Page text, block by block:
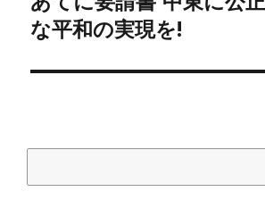
な平和の実現を!